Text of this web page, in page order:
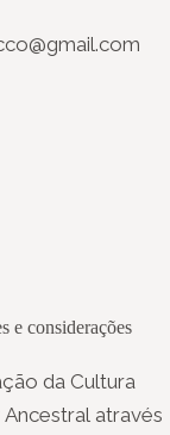
e considerações
da Cultura
através